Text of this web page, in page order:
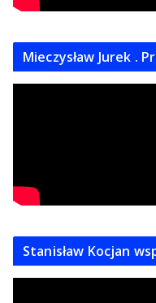
Mieczysław Jurek .
Stanisław Kocjan